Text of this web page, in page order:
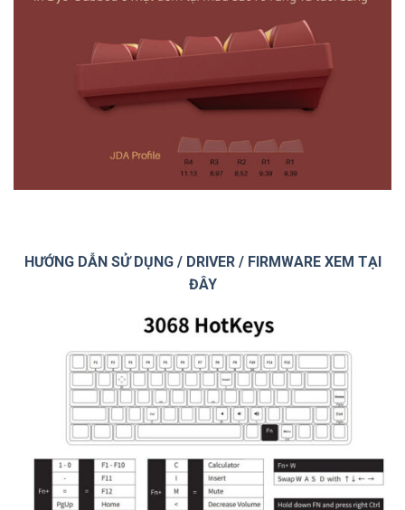
HƯỚNG DẪN SỬ DỤNG / DRIVER / FIRMWARE XEM TẠI
ĐÂY